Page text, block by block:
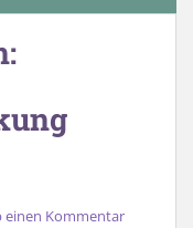
einen Kommentar